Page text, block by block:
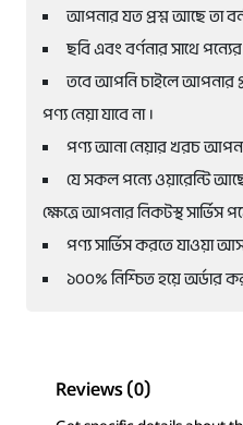
আপনার যত প্রশ্ন আছে তা
ছবি এবং বর্ণনার সাথে
তবে আপনি চাইলে আপনার
পণ্য নেয়া যাবে না ।
পণ্য আনা নেয়ার খরচ
যে সকল পন্যে ওয়ারেন্টি আছে
ক্ষেত্রে আপনার নিকটস্থ সার্ভিস
পণ্য সার্ভিস করতে যাওয়া
১০০% নিশ্চিত হয়ে
Reviews (0)